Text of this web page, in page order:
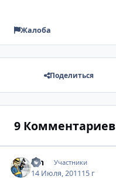
Жалоба
Поделиться
9 Комментариев
cth Участники
14 Июля, 201115 г